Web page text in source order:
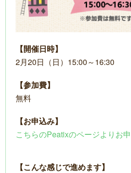
【開催日時】
2月20日（日）15:00～16:30
【参加費】
無料
【お申込み】
こちらのPeatixのページよりお申
【こんな感じで進めます】